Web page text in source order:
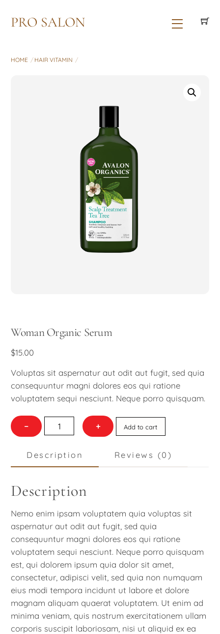
PRO SALON Menu
HOME HAIR VITAMIN
Woman Organic Serum
$15.00
Voluptas sit aspernatur aut odit aut fugit, sed quia
consequuntur magni dolores eos qui ratione
voluptatem sequi nesciunt. Neque porro quisquam.
−
Woman
Organic
quantity
+ Add to cart
Description Reviews (0)
Description
Nemo enim ipsam voluptatem quia voluptas sit
aspernatur aut odit aut fugit, sed quia
consequuntur magni dolores eos qui ratione
voluptatem sequi nesciunt. Neque porro quisquam
est, qui dolorem ipsum quia dolor sit amet,
consectetur, adipisci velit, sed quia non numquam
eius modi tempora incidunt ut labore et dolore
magnam aliquam quaerat voluptatem. Ut enim ad
minima veniam, quis nostrum exercitationem ullam
corporis suscipit laboriosam, nisi ut aliquid ex ea